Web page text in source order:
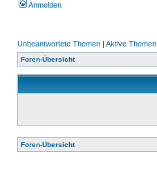
Anmelden
Unbeantwortete Themen | Aktive Themen
Foren-Übersicht
Foren-Übersicht